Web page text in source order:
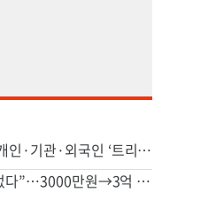
돈줄 떨어진 코스피…개인·기관·외국인 ‘트리플 자금’ 모두 줄었다
“지금 삼전닉스 의미 없다”…3000만원→3억 된다는 이 종목